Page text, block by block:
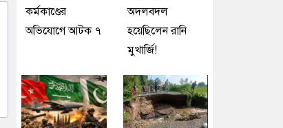
কর্মকাণ্ডের
অভিযোগে আটক ৭
অদলবদল
হয়েছিলেন রানি
মুখার্জি!